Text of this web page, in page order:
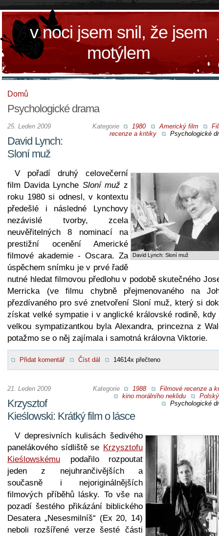
v noci jsem snil, že jsem
motýlem
Domů
Psychologické drama
Kategorie 1980 Americký film
recenze a kritiky
Psychologické
25. Leden 2009
David Lynch:
Sloní muž
David Lynch: Sloní muž
V pořadí druhý celovečerní
film Davida Lynche Sloní mužz
roku 1980 si odnesl, v kontextu
předešlé i následné Lynchovy
nezávislé tvorby, zcela
neuvěřitelných 8 nominací na
prestižní ocenění Americké
filmové akademie - Oscara. Za
úspěchem snímku je v prvé řadě
nutné hledat filmovou předlohu v podobě skutečného
Merricka (ve filmu chybně přejmenovaného na
přezdívaného pro své znetvoření Sloní muž, který si
získat velké sympatie i v anglické královské rodině, kdy
velkou sympatizantkou byla Alexandra, princezna z
potažmo se o něj zajímala i samotná královna Viktorie.
Přidat komentář Číst dál 14614x přečteno
Kategorie 1988
Filmové recenze a
kino morálního neklidu
Psychologické
21. Leden 2009
Krzysztof
Kieślowski: Krátký film o lásce
V depresivních kulisách šedivého
panelákového sídliště se Krzysztofu
Kieślowskému podařilo rozpoutat
jeden z nejuhrančivějších a
současně i nejoriginálnějších
filmových příběhů lásky. To vše na
pozadí šestého přikázání biblického
Desatera „Nesesmilníš“ (Ex 20, 14)
neboli rozšířené verze šesté části